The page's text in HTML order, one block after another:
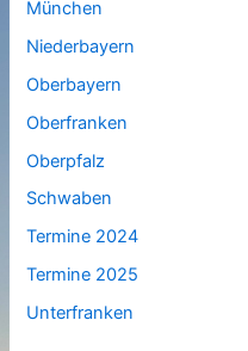
München
Niederbayern
Oberbayern
Oberfranken
Oberpfalz
Schwaben
Termine 2024
Termine 2025
Unterfranken